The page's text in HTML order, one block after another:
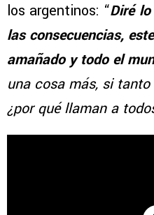
los argentinos: “Diré
las consecuencias,
amañado y todo el
una cosa más, si
¿por qué llaman a